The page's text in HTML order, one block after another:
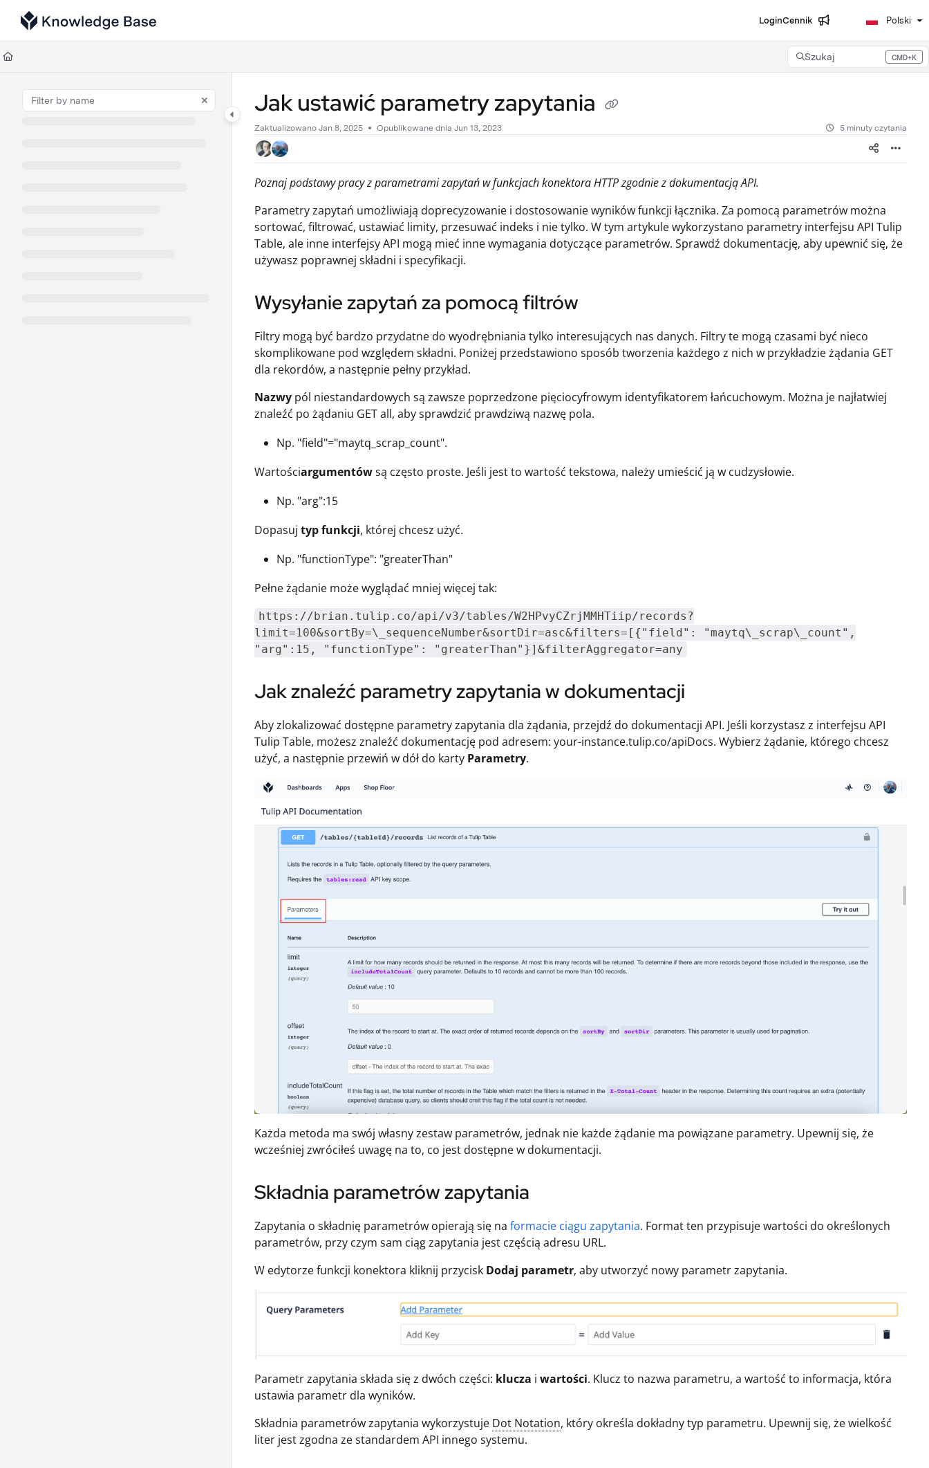
Documentation Index
Fetch the complete documentation index at:
Use this file to discover all available pages before exploring further.
LoginCennik Polski
Szukaj CMD+K
Press CMD+K to open search
Jak ustawić parametry zapytania
Zaktualizowano Jan 8, 2025 Opublikowane dnia Jun 13, 2023 5 minuty czytania
Poznaj podstawy pracy z parametrami zapytań w funkcjach konektora HTTP zgodnie z dokumentacją API.
Parametry zapytań umożliwiają doprecyzowanie i dostosowanie wyników funkcji łącznika. Za pomocą parametrów można
sortować, filtrować, ustawiać limity, przesuwać indeks i nie tylko. W tym artykule wykorzystano parametry interfejsu API Tulip
Table, ale inne interfejsy API mogą mieć inne wymagania dotyczące parametrów. Sprawdź dokumentację, aby upewnić się, że
używasz poprawnej składni i specyfikacji.
Wysyłanie zapytań za pomocą filtrów
Filtry mogą być bardzo przydatne do wyodrębniania tylko interesujących nas danych. Filtry te mogą czasami być nieco
skomplikowane pod względem składni. Poniżej przedstawiono sposób tworzenia każdego z nich w przykładzie żądania GET
dla rekordów, a następnie pełny przykład.
Nazwy pól niestandardowych są zawsze poprzedzone pięciocyfrowym identyfikatorem łańcuchowym. Można je najłatwiej
znaleźć po żądaniu GET all, aby sprawdzić prawdziwą nazwę pola.
Np. "field"="maytq_scrap_count".
Wartościargumentówsą często proste. Jeśli jest to wartość tekstowa, należy umieścić ją w cudzysłowie.
Np. "arg":15
Dopasuj typ funkcji, której chcesz użyć.
Np. "functionType": "greaterThan"
Pełne żądanie może wyglądać mniej więcej tak:
https://brian.tulip.co/api/v3/tables/W2HPvyCZrjMMHTiip/records?
limit=100&sortBy=\_sequenceNumber&sortDir=asc&filters=[{"field": "maytq\_scrap\_count",
"arg":15, "functionType": "greaterThan"}]&filterAggregator=any
Jak znaleźć parametry zapytania w dokumentacji
Aby zlokalizować dostępne parametry zapytania dla żądania, przejdź do dokumentacji API. Jeśli korzystasz z interfejsu API
Tulip Table, możesz znaleźć dokumentację pod adresem: your-instance.tulip.co/apiDocs. Wybierz żądanie, którego chcesz
użyć, a następnie przewiń w dół do karty Parametry.
Każda metoda ma swój własny zestaw parametrów, jednak nie każde żądanie ma powiązane parametry. Upewnij się, że
wcześniej zwróciłeś uwagę na to, co jest dostępne w dokumentacji.
Składnia parametrów zapytania
Zapytania o składnię parametrów opierają się na formacie ciągu zapytania. Format ten przypisuje wartości do określonych
parametrów, przy czym sam ciąg zapytania jest częścią adresu URL.
W edytorze funkcji konektora kliknij przycisk Dodaj parametr, aby utworzyć nowy parametr zapytania.
Parametr zapytania składa się z dwóch części: klucza i wartości. Klucz to nazwa parametru, a wartość to informacja, która
ustawia parametr dla wyników.
Składnia parametrów zapytania wykorzystuje Dot Notation, który określa dokładny typ parametru. Upewnij się, że wielkość
liter jest zgodna ze standardem API innego systemu.